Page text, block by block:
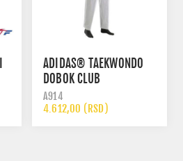
ADIDAS® TAEKWONDO
DOBOK CLUB
A914
4.612,00 (RSD)